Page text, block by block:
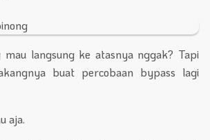
langsung ke atasnya nggak? Tapi
buat percobaan bypass lagi
aja.